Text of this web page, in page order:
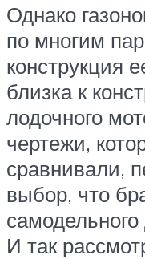
Однако
по многим
конструкция
близка к
лодочного
чертежи,
сравнивали,
выбор, что
И так